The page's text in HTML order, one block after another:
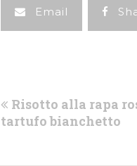
Email
previous
post:
Risotto alla rapa
tartufo bianchetto